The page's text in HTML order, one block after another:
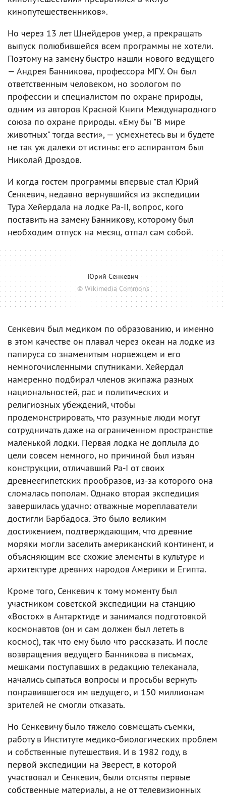
кинопутешественников».
Но через 13 лет Шнейдеров умер, а прекращать
выпуск полюбившейся всем программы не хотели.
Поэтому на замену быстро нашли нового ведущего
— Андрея Банникова, профессора МГУ. Он был
ответственным человеком, но зоологом по
профессии и специалистом по охране природы,
одним из авторов Красной Книги Международного
союза по охране природы. «Ему бы "В мире
животных" тогда вести», — усмехнетесь вы и будете
не так уж далеки от истины: его аспирантом был
Николай Дроздов.
И когда гостем программы впервые стал Юрий
Сенкевич, недавно вернувшийся из экспедиции
Тура Хейердала на лодке Ра-II, вопрос, кого
поставить на замену Банникову, которому был
необходим отпуск на месяц, отпал сам собой.
Юрий Сенкевич
© Wikimedia Commons
Сенкевич был медиком по образованию, и именно
в этом качестве он плавал через океан на лодке из
папируса со знаменитым норвежцем и его
немногочисленными спутниками. Хейердал
намеренно подбирал членов экипажа разных
национальностей, рас и политических и
религиозных убеждений, чтобы
продемонстрировать, что разумные люди могут
сотрудничать даже на ограниченном пространстве
маленькой лодки. Первая лодка не доплыла до
цели совсем немного, но причиной был изъян
конструкции, отличавший Ра-I от своих
древнеегипетских прообразов, из-за которого она
сломалась пополам. Однако вторая экспедиция
завершилась удачно: отважные мореплаватели
достигли Барбадоса. Это было великим
достижением, подтверждающим, что древние
моряки могли заселить американский континент, и
объясняющим все схожие элементы в культуре и
архитектуре древних народов Америки и Египта.
Кроме того, Сенкевич к тому моменту был
участником советской экспедиции на станцию
«Восток» в Антарктиде и занимался подготовкой
космонавтов (он и сам должен был лететь в
космос), так что ему было что рассказать. И после
возвращения ведущего Банникова в письмах,
мешками поступавших в редакцию телеканала,
начались сыпаться вопросы и просьбы вернуть
понравившегося им ведущего, и 150 миллионам
зрителей не смогли отказать.
Но Сенкевичу было тяжело совмещать съемки,
работу в Институте медико-биологических проблем
и собственные путешествия. И в 1982 году, в
первой экспедиции на Эверест, в которой
участвовал и Сенкевич, были отсняты первые
собственные материалы, а не от телевизионных